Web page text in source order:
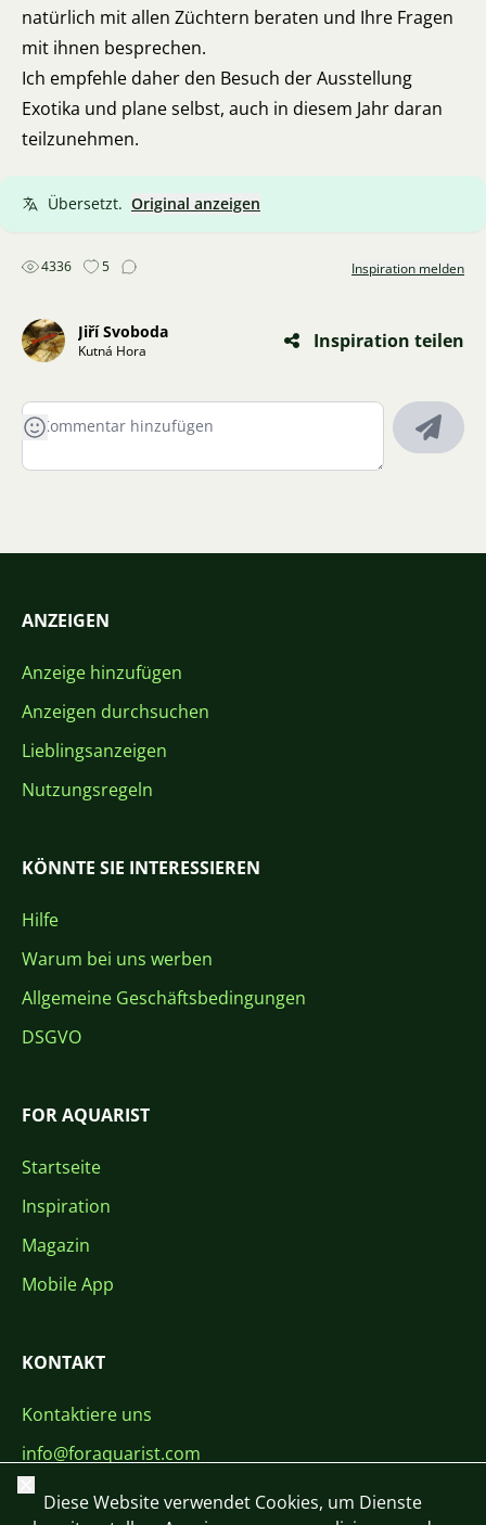
natürlich mit allen Züchtern beraten und Ihre Fragen
mit ihnen besprechen.
Ich empfehle daher den Besuch der Ausstellung
Exotika und plane selbst, auch in diesem Jahr daran
teilzunehmen.
Übersetzt. Original anzeigen
4336 5 Inspiration melden
Jiří Svoboda
Kutná Hora Inspiration teilen
ANZEIGEN
Anzeige hinzufügen
Anzeigen durchsuchen
Lieblingsanzeigen
Nutzungsregeln
KÖNNTE SIE INTERESSIEREN
Hilfe
Warum bei uns werben
Allgemeine Geschäftsbedingungen
DSGVO
FOR AQUARIST
Startseite
Inspiration
Magazin
Mobile App
KONTAKT
Kontaktiere uns
info@foraquarist.com
+420 603 449 602
Schließen
Diese Website verwendet Cookies, um Dienste